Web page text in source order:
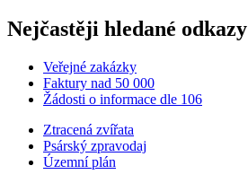
Nejčastěji hledané odkazy
Veřejné zakázky
Faktury nad 50 000
Žádosti o informace dle 106
Ztracená zvířata
Psárský zpravodaj
Územní plán